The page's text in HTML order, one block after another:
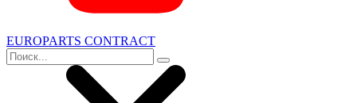
EUROPARTS CONTRACT